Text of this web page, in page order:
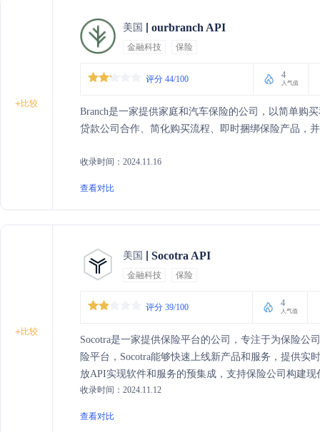
+比较
美国 ourbranch API
金融科技 保险
评分 44/100 4
人气值
Branch是一家提供家庭和汽车保险的公司，以简单购
贷款公司合作、简化购买流程、即时捆绑保险产品，
收录时间：2024.11.16
查看对比
+比较
美国 Socotra API
金融科技 保险
评分 39/100 4
人气值
Socotra是一家提供保险平台的公司，专注于为保险
险平台，Socotra能够快速上线新产品和服务，提供
放API实现软件和服务的预集成，支持保险公司构建
应速度、降低总体拥有成本，并接入完整的保险生态
收录时间：2024.11.12
查看对比